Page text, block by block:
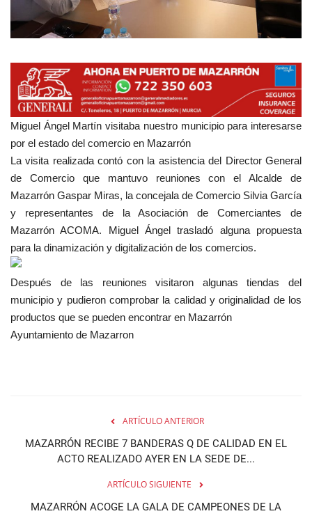
Vídeos
Contacto
Empresas
Miguel Ángel Martín visitaba nuestro municipio para interesarse
por el estado del comercio en Mazarrón
La visita realizada contó con la asistencia del Director General
de Comercio que mantuvo reuniones con el Alcalde de
Mazarrón Gaspar Miras, la concejala de Comercio Silvia García
y representantes de la Asociación de Comerciantes de
Mazarrón ACOMA. Miguel Ángel trasladó alguna propuesta
para la dinamización y digitalización de los comercios.
Después de las reuniones visitaron algunas tiendas del
municipio y pudieron comprobar la calidad y originalidad de los
productos que se pueden encontrar en Mazarrón
Ayuntamiento de Mazarron
ARTÍCULO ANTERIOR
MAZARRÓN RECIBE 7 BANDERAS Q DE CALIDAD EN EL
ACTO REALIZADO AYER EN LA SEDE DE...
ARTÍCULO SIGUIENTE
MAZARRÓN ACOGE LA GALA DE CAMPEONES DE LA